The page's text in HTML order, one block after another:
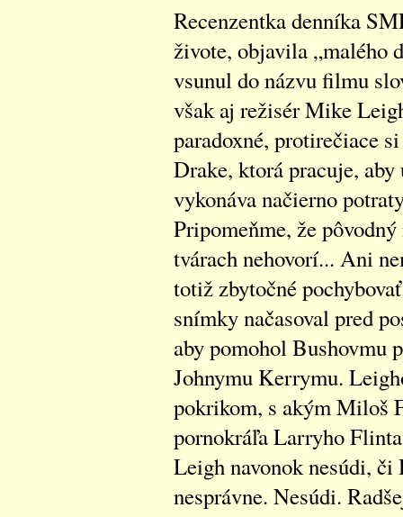
Recenzentka denníka
živote, objavila „malého
vsunul do názvu filmu
však aj režisér Mike
paradoxné, protirečiace
Drake, ktorá pracuje,
vykonáva načierno
Pripomeňme, že
tvárach nehovorí... Ani
totiž zbytočné
snímky načasoval pred
aby pomohol Bushovmu
Johnymu Kerrymu.
pokrikom, s akým Miloš
pornokráľa Larryho
Leigh navonok nesúdi, či
nesprávne. Nesúdi.